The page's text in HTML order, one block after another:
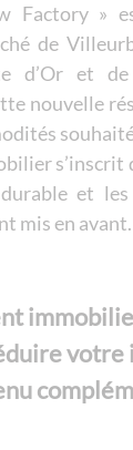
Factory »
de
d’Or et
nouvelle
s’inscrit
et les
mis en avant.
votre